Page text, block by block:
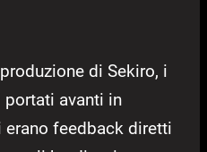
di Sekiro, i
avanti in
erano feedback diretti